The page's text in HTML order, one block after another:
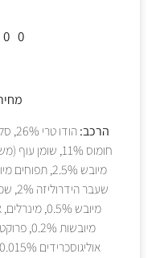
מחיר
הרכב: